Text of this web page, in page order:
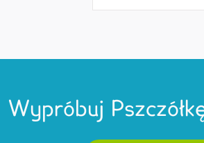
Wypróbuj